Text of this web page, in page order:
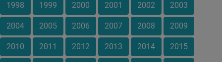
1998 1999 2000 2001 2002 2003
2004 2005 2006 2007 2008 2009
2010 2011 2012 2013 2014 2015